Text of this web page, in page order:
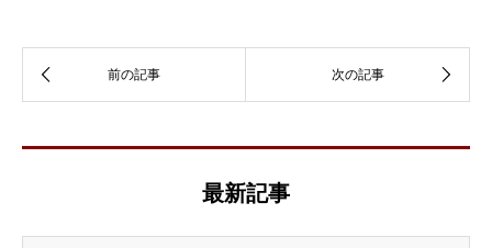
最新記事